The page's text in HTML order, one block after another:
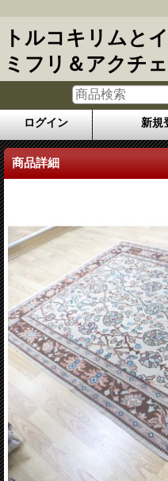
トルコキリムと
ミフリ＆アクチェ
ログイン 新規
商品詳細